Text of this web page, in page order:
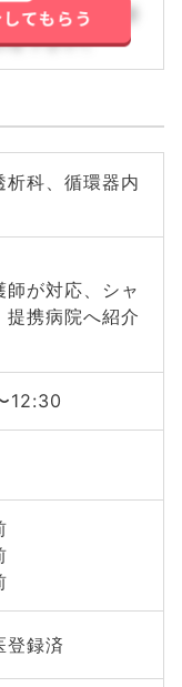
せ下さい。詳
せ下さい。
科、循環器内
が対応、シャ
提携病院へ紹介
12:30
登録済